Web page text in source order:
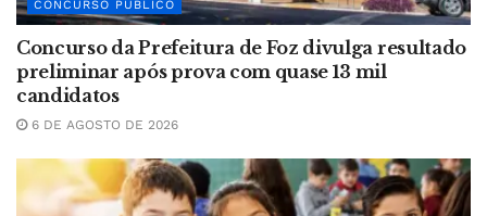
CONCURSO PÚBLICO
Concurso da Prefeitura de Foz divulga resultado
preliminar após prova com quase 13 mil
candidatos
6 DE AGOSTO DE 2026